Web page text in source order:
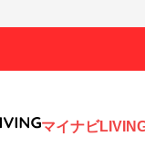
マイナビ